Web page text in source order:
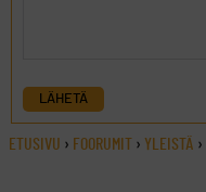
LÄHETÄ
ETUSIVU › FOORUMIT › YLEISTÄ ›